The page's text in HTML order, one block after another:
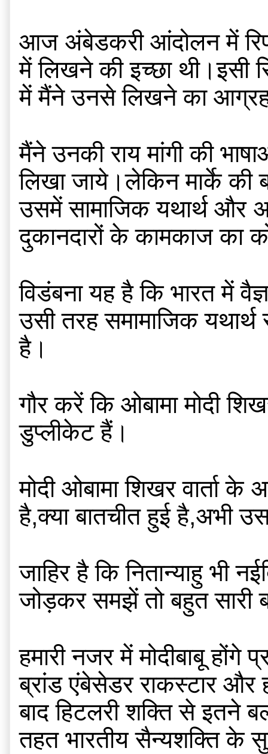
आज अंबेडकरी आंदोलन में
में लिखने की इच्छा थी।इसी
में मैंने उनसे लिखने का आग्रह
मैंने उनकी राय मांगी की
लिखा जाये।लेकिन मार्के की
उसमें सामाजिक यथार्थ और
दुकानदारों के कामकाज का
विडंबना यह है कि भारत में
उसी तरह समामाजिक
है।
गौर करें कि ओबामा मोदी
डुप्लीकेट हैं।
मोदी ओबामा शिखर वार्ता के
है,क्या बातचीत हुई है,अभी
जाहिर है कि नितान्याहु भी
जोड़कर समझें तो बहुत सारी
हमारी नजर में मोदीबाबू
ब्रांड एंबेसेडर राकस्टार और
बाद हिटलरी शक्ति से इतने
तहत भारतीय सैन्यशक्ति के